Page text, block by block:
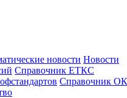
новости Новости
Справочник ЕТКС
Справочник